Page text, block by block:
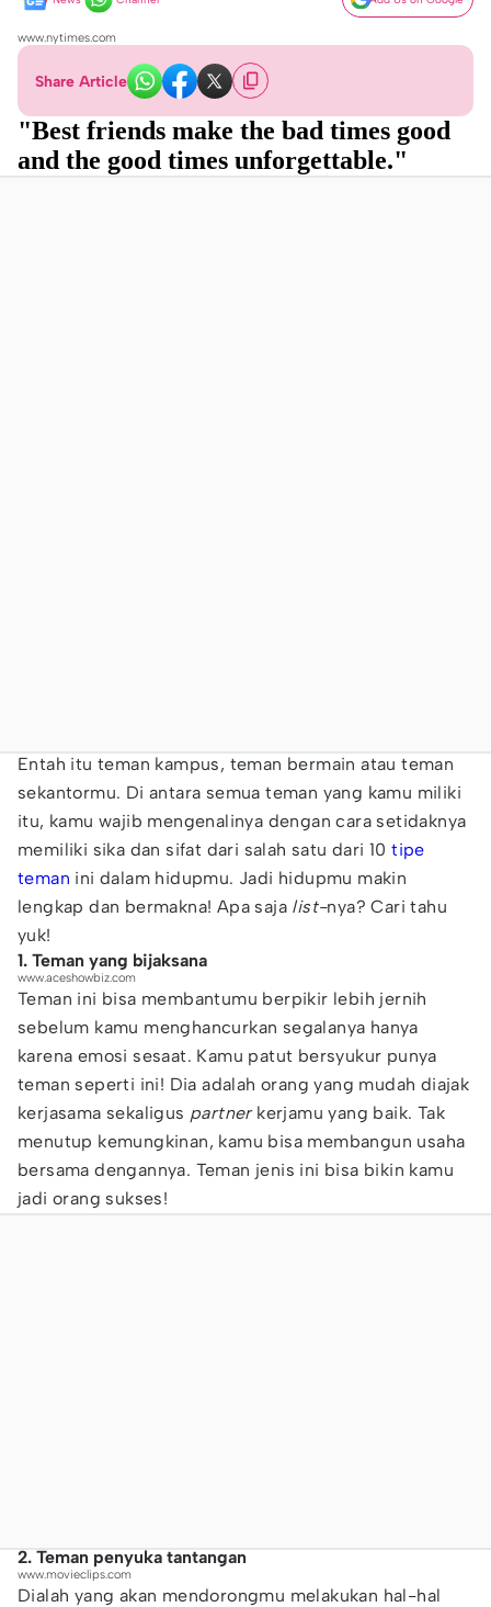
www.nytimes.com
Share Article
"Best friends make the bad times good
and the good times unforgettable."
Entah itu teman kampus, teman bermain atau teman
sekantormu. Di antara semua teman yang kamu miliki
itu, kamu wajib mengenalinya dengan cara setidaknya
memiliki sika dan sifat dari salah satu dari 10tipe
teman ini dalam hidupmu. Jadi hidupmu makin
lengkap dan bermakna! Apa saja list-nya? Cari tahu
yuk!
1. Teman yang bijaksana
www.aceshowbiz.com
Teman ini bisa membantumu berpikir lebih jernih
sebelum kamu menghancurkan segalanya hanya
karena emosi sesaat. Kamu patut bersyukur punya
teman seperti ini! Dia adalah orang yang mudah diajak
kerjasama sekaligus partner kerjamu yang baik. Tak
menutup kemungkinan, kamu bisa membangun usaha
bersama dengannya. Teman jenis ini bisa bikin kamu
jadi orang sukses!
2. Teman penyuka tantangan
www.movieclips.com
Dialah yang akan mendorongmu melakukan hal-hal